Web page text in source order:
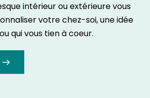
intérieur ou extérieure vous
votre chez-soi, une idée
qui vous tien à coeur.